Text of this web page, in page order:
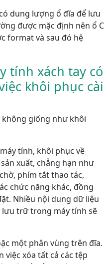
dung lượng ổ đĩa để lưu
được mặc định nên ổ C
format và sau đó hệ
tính xách tay có
khôi phục cài
giống như khôi
tính, khôi phục về
xuất, chẳng hạn như
phím tắt thao tác,
chức năng khác, đồng
Nhiều nội dung dữ liệu
trữ trong máy tính sẽ
một phân vùng trên đĩa.
việc xóa tất cả các tệp